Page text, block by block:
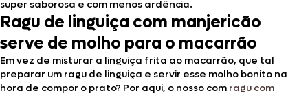
super saborosa e com menos ardência.
Ragu de linguiça com manjericão
serve de molho para o macarrão
Em vez de misturar a linguiça frita ao macarrão, que tal
preparar um ragu de linguiça e servir esse molho bonito na
hora de compor o prato? Por aqui, o nosso com ragu com